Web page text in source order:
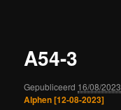
A54-3
Gepubliceerd 16/08/2023
Alphen [12-08-2023]